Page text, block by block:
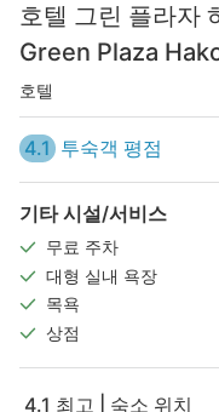
호텔 그린 플라자
Green Plaza
호텔
4.1 투숙객 평점
기타 시설/서비스
무료 주차
대형 실내 욕장
목욕
상점
4.1 최고 | 숙소 위치